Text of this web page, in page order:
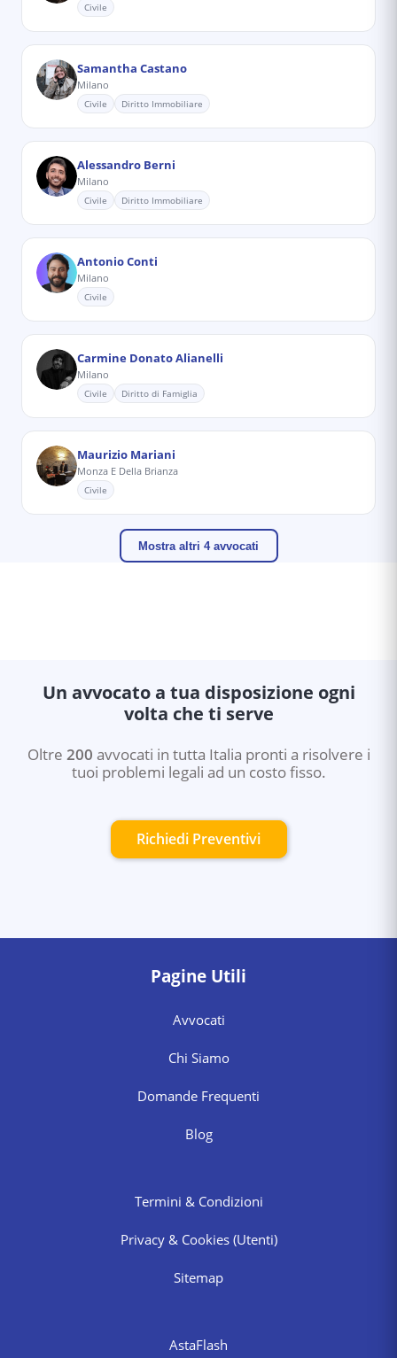
Civile
Samantha Castano
Milano
Civile Diritto Immobiliare
Alessandro Berni
Milano
Civile Diritto Immobiliare
Antonio Conti
Milano
Civile
Carmine Donato Alianelli
Milano
Civile Diritto di Famiglia
Maurizio Mariani
Monza E Della Brianza
Civile
Mostra altri 4 avvocati
Un avvocato a tua disposizione ogni
volta che ti serve
Oltre 200 avvocati in tutta Italia pronti a risolvere i
tuoi problemi legali ad un costo fisso.
Richiedi Preventivi
Pagine Utili
Avvocati
Chi Siamo
Domande Frequenti
Blog
Termini & Condizioni
Privacy & Cookies (Utenti)
Sitemap
AstaFlash